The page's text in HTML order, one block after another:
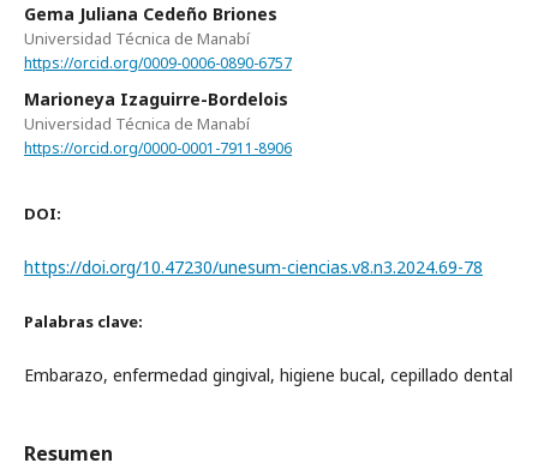
Gema Juliana Cedeño Briones
Universidad Técnica de Manabí
https://orcid.org/0009-0006-0890-6757
Marioneya Izaguirre-Bordelois
Universidad Técnica de Manabí
https://orcid.org/0000-0001-7911-8906
DOI:
https://doi.org/10.47230/unesum-ciencias.v8.n3.2024.69-78
Palabras clave:
Embarazo, enfermedad gingival, higiene bucal, cepillado dental
Resumen